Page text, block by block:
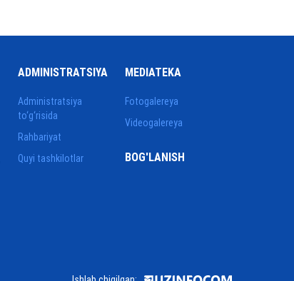
ADMINISTRATSIYA
Administratsiya
to‘g‘risida
Rahbariyat
Quyi tashkilotlar
MEDIATEKA
Fotogalereya
Videogalereya
BOG'LANISH